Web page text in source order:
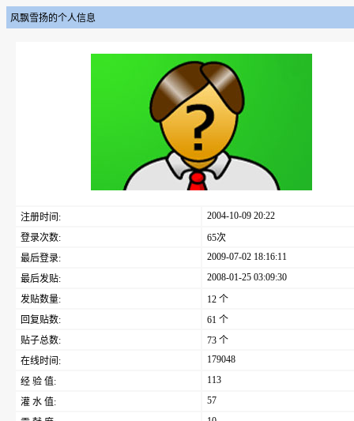
风飘雪扬的个人信息
注册时间:
2004-10-09 20:22
登录次数:
65次
最后登录:
2009-07-02 18:16:11
最后发贴:
2008-01-25 03:09:30
发贴数量:
12 个
回复贴数:
61 个
贴子总数:
73 个
在线时间:
179048
经 验 值:
113
灌 水 值:
57